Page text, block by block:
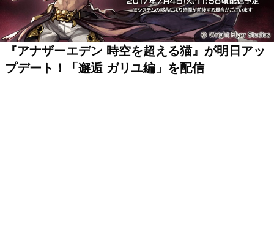
『アナザーエデン 時空を超える猫』が明日アッ
プデート！「邂逅 ガリユ編」を配信